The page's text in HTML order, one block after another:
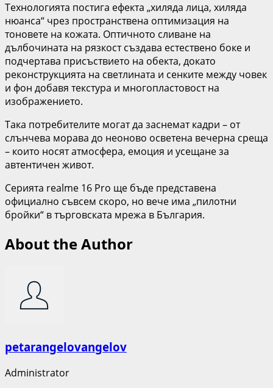
Технологията постига ефекта „хиляда лица, хиляда
нюанса“ чрез пространствена оптимизация на
тоновете на кожата. Оптичното сливане на
дълбочината на рязкост създава естествено боке и
подчертава присъствието на обекта, докато
реконструкцията на светлината и сенките между човек
и фон добавя текстура и многопластовост на
изображението.
Така потребителите могат да заснемат кадри – от
слънчева морава до неоново осветена вечерна среща
– които носят атмосфера, емоция и усещане за
автентичен живот.
Серията realme 16 Pro ще бъде представена
официално съвсем скоро, но вече има „пилотни
бройки“ в търговската мрежа в България.
About the Author
petarangelovangelov
Administrator